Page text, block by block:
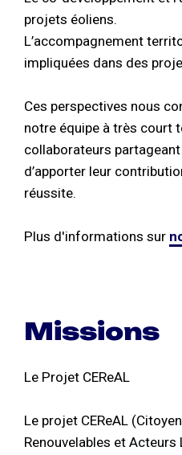
projets éoliens.
L’accompagnement
impliquées dans des
Ces perspectives nous
notre équipe à très court
collaborateurs
d’apporter leur
réussite.
Plus d'informations sur
Missions
Le Projet CEReAL
Le projet CEReAL
Renouvelables et Acteurs